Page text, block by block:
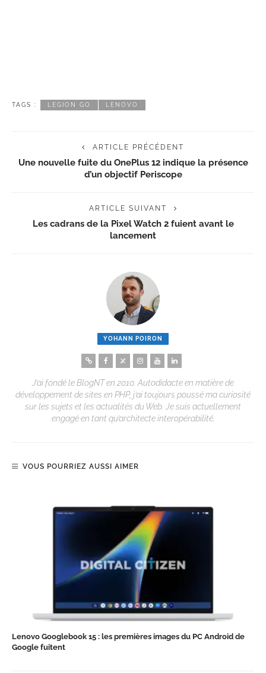
TAGS : LEGION GO LENOVO
ARTICLE PRÉCÉDENT
Une nouvelle fuite du OnePlus 12 indique la présence
d’un objectif Periscope
ARTICLE SUIVANT
Les cadrans de la Pixel Watch 2 fuient avant le
lancement
YOHANN POIRON
J’ai fondé le BlogNT en 2010. Autodidacte en matière de
développement de sites en PHP, j’ai toujours poussé ma curiosité
sur les sujets et les actualités du Web. Je suis actuellement
engagé en tant qu’architecte interopérabilité.
VOUS POURRIEZ AUSSI AIMER
Lenovo Googlebook 15 : les premières images du PC Android de
Google fuitent